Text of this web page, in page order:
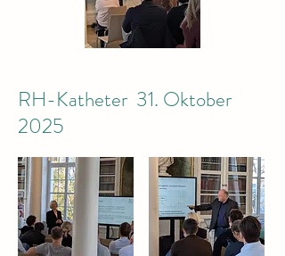
RH-Katheter 31. Oktober
2025